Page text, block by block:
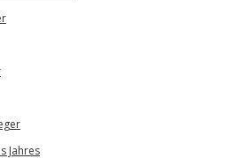
Jahres